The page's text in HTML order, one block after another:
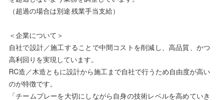
（超過の場合は別途 残業手当支給）
＜企業について＞
自社で設計／施工することで中間コストを削減し、高品質、かつ
高利回りを実現しています。
RC造／木造ともに設計から施工まで自社で行うため自由度が高い
のが特徴です。
「チームプレーを大切にしながら自身の技術レベルを高めていき